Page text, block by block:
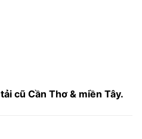
cũ Cần Thơ & miền Tây.